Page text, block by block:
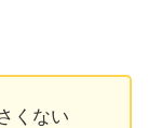
くない